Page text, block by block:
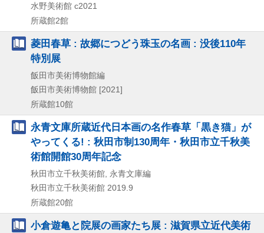
水野美術館 c2021
所蔵館2館
菱田春草 : 故郷につどう珠玉の名画 : 没後110年
特別展
飯田市美術博物館編
飯田市美術博物館 [2021]
所蔵館10館
永青文庫所蔵近代日本画の名作春草「黒き猫」が
やってくる! : 秋田市制130周年・秋田市立千秋美
術館開館30周年記念
秋田市立千秋美術館, 永青文庫編
秋田市立千秋美術館 2019.9
所蔵館20館
小倉遊亀と院展の画家たち展 : 滋賀県立近代美術